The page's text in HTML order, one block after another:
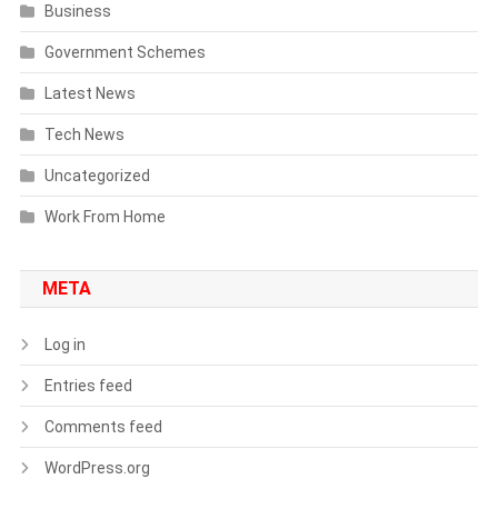
Business
Government Schemes
Latest News
Tech News
Uncategorized
Work From Home
META
Log in
Entries feed
Comments feed
WordPress.org